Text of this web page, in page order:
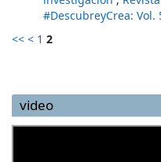
#DescubreyCrea: Vol.
<< < 1 2
video